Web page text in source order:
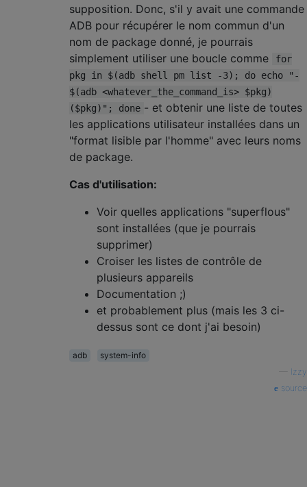
supposition. Donc, s'il y avait une commande
ADB pour récupérer le nom commun d'un
nom de package donné, je pourrais
simplement utiliser une boucle comme
for
pkg in $(adb shell pm list -3); do echo "-
$(adb <whatever_the_command_is> $pkg)
($pkg)"; done - et obtenir une liste de toutes
les applications utilisateur installées dans un
"format lisible par l'homme" avec leurs noms
de package.
Cas d'utilisation:
Voir quelles applications "superflous"
sont installées (que je pourrais
supprimer)
Croiser les listes de contrôle de
plusieurs appareils
Documentation ;)
et probablement plus (mais les 3 ci-
dessus sont ce dont j'ai besoin)
adb
system-info
Izzy
source